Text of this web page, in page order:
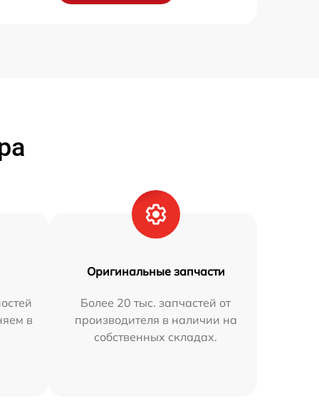
в
Оригинальные запчасти
Более 20 тыс. запчастей от
производителя в наличии на
собственных складах.